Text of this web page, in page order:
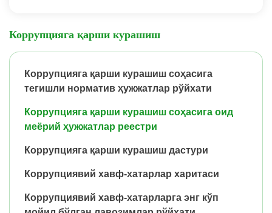
Коррупцияга қарши курашиш
Коррупцияга қарши курашиш соҳасига
тегишли норматив ҳужжатлар рўйхати
Коррупцияга қарши курашиш соҳасига оид
меёрий ҳужжатлар реестри
Коррупцияга қарши курашиш дастури
Коррупциявий хавф-хатарлар харитаси
Коррупциявий хавф-хатарларга энг кўп